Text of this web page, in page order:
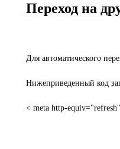
Переход на
Для автоматического
Нижеприведенный код
< meta http-